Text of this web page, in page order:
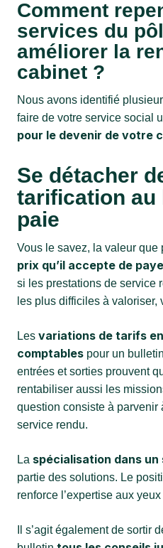
Comment
services du
améliorer la
cabinet ?
Nous avons identifié
faire de votre service social
pour le devenir de votre
Se détacher
tarification au
paie
Vous le savez, la valeur que
prix qu’il accepte de
si les prestations de service
les plus difficiles à valoriser,
Les variations de tarifs
comptables pour un
entrées et sorties prouvent
rentabiliser aussi les
question consiste à parvenir
service rendu.
La spécialisation dans
partie des solutions. Le
renforce l’expertise aux
Il s’agit également de sortir